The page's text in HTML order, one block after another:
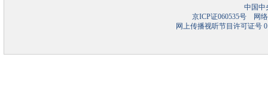
中国中
京ICP证060535号网络
网上传播视听节目许可证号